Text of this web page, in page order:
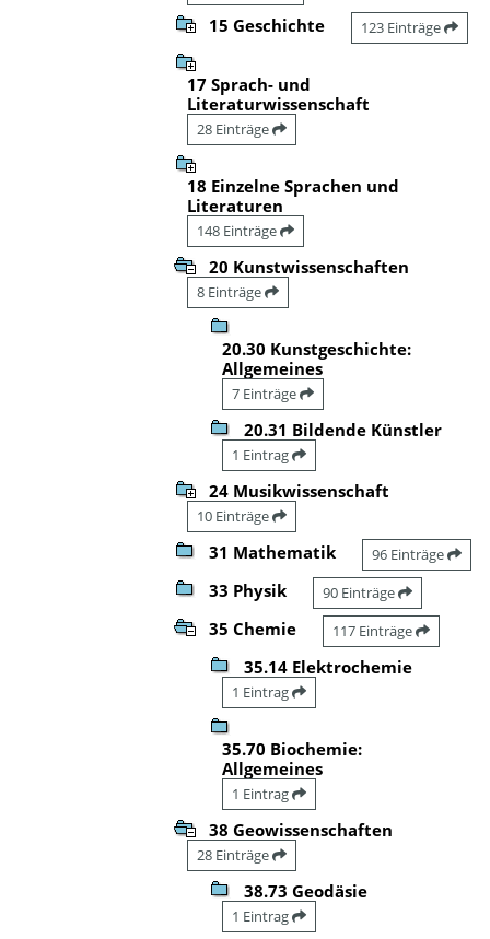
15 Geschichte 123 Einträge
17 Sprach- und
Literaturwissenschaft
28 Einträge
18 Einzelne Sprachen und
Literaturen
148 Einträge
20 Kunstwissenschaften
8 Einträge
20.30 Kunstgeschichte:
Allgemeines
7 Einträge
20.31 Bildende Künstler
1 Eintrag
24 Musikwissenschaft
10 Einträge
31 Mathematik 96 Einträge
33 Physik 90 Einträge
35 Chemie 117 Einträge
35.14 Elektrochemie
1 Eintrag
35.70 Biochemie:
Allgemeines
1 Eintrag
38 Geowissenschaften
28 Einträge
38.73 Geodäsie
1 Eintrag